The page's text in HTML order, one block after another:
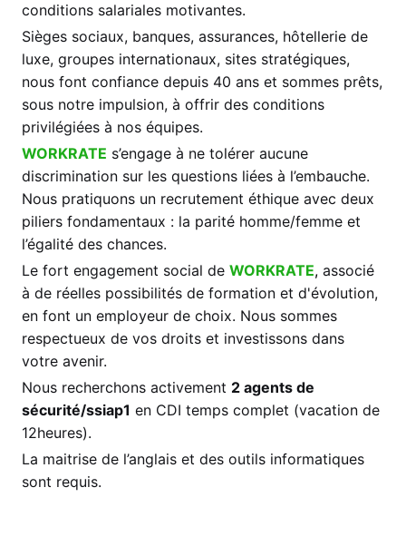
conditions salariales motivantes.
Sièges sociaux, banques, assurances, hôtellerie de
luxe, groupes internationaux, sites stratégiques,
nous font confiance depuis 40 ans et sommes prêts,
sous notre impulsion, à offrir des conditions
privilégiées à nos équipes.
WORKRATE s’engage à ne tolérer aucune
discrimination sur les questions liées à l’embauche.
Nous pratiquons un recrutement éthique avec deux
piliers fondamentaux : la parité homme/femme et
l’égalité des chances.
Le fort engagement social de WORKRATE, associé
à de réelles possibilités de formation et d'évolution,
en font un employeur de choix. Nous sommes
respectueux de vos droits et investissons dans
votre avenir.
Nous recherchons activement 2 agents de
sécurité/ssiap1 en CDI temps complet (vacation de
12heures).
La maitrise de l’anglais et des outils informatiques
sont requis.